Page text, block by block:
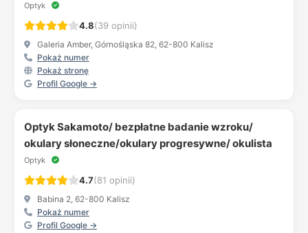
Optyk
4.8(39 opinii)
Galeria Amber, Górnośląska 82, 62-800 Kalisz
Pokaż numer
Pokaż stronę
Profil Google →
Optyk Sakamoto/ bezpłatne badanie wzroku/
okulary słoneczne/okulary progresywne/ okulista
Optyk
4.7(81 opinii)
Babina 2, 62-800 Kalisz
Pokaż numer
Profil Google →